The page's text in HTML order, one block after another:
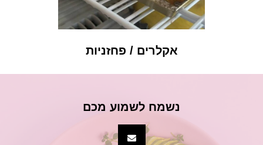
אקלרים / פחזניות
נשמח לשמוע מכם